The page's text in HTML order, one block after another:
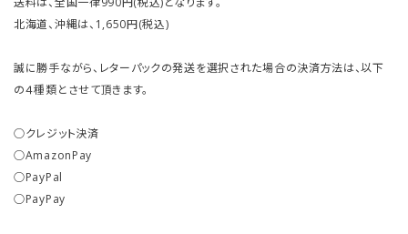
北海道、沖縄は、1,650円(税込)
誠に勝手ながら、レターパックの発送を選択された場合の決済方法は、以下
の４種類とさせて頂きます。
○クレジット決済
○AmazonPay
○PayPal
○PayPay